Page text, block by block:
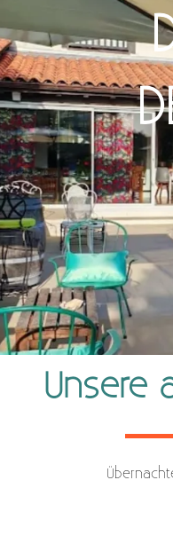
Unsere